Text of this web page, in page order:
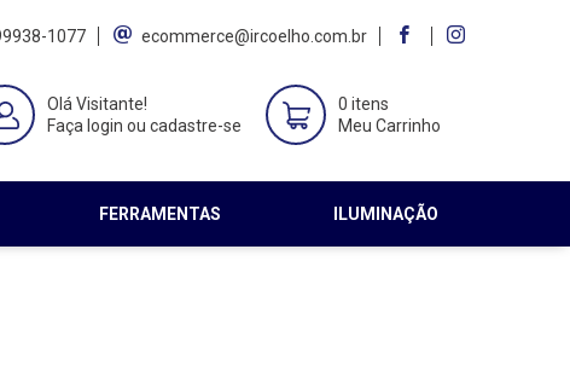
1077 ecommerce@ircoelho.com.br
Olá Visitante!
Faça login ou cadastre-se
0 itens
Meu Carrinho
FERRAMENTAS ILUMINAÇÃO